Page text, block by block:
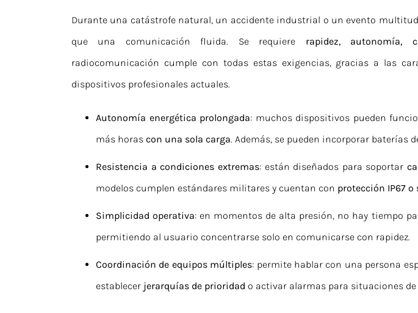
Durante una catástrofe natural, un accidente industrial o un evento
que una comunicación fluida. Se requiere rapidez, autonomía,
radiocomunicación cumple con todas estas exigencias, gracias a las
dispositivos profesionales actuales.
Autonomía energética prolongada: muchos dispositivos pueden
más horas con una sola carga. Además, se pueden incorporar baterías
Resistencia a condiciones extremas: están diseñados para soportar
modelos cumplen estándares militares y cuentan con protección IP67 o
Simplicidad operativa: en momentos de alta presión, no hay tiempo
permitiendo al usuario concentrarse solo en comunicarse con rapidez.
Coordinación de equipos múltiples: permite hablar con una persona
establecer jerarquías de prioridad o activar alarmas para situaciones